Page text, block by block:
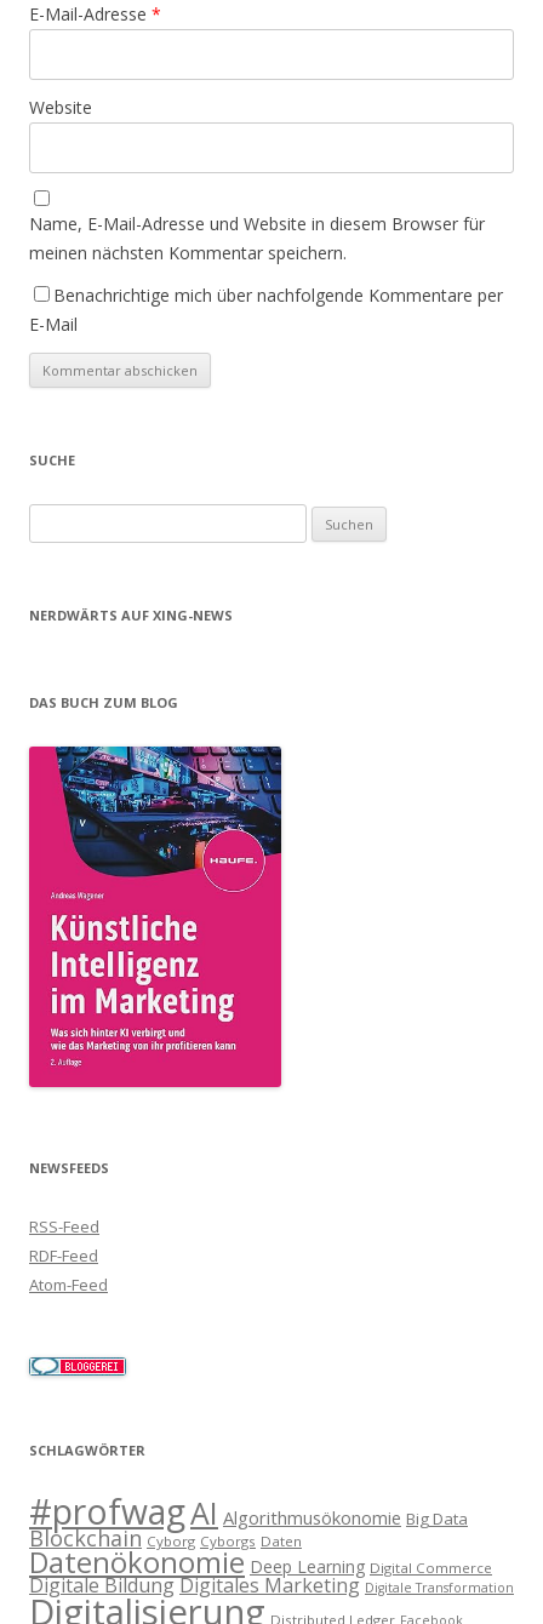
E-Mail-Adresse *
Website
Name, E-Mail-Adresse und Website in diesem Browser für
meinen nächsten Kommentar speichern.
Benachrichtige mich über nachfolgende Kommentare per
E-Mail
SUCHE
nach:
NERDWÄRTS AUF XING-NEWS
DAS BUCH ZUM BLOG
NEWSFEEDS
RSS-Feed
RDF-Feed
Atom-Feed
SCHLAGWÖRTER
#profwagAI Algorithmusökonomie Big Data
Blockchain Cyborg Cyborgs Daten
Datenökonomie Deep Learning Digital Commerce
Digitale BildungDigitales Marketing Digitale Transformation
Digitalisierung Distributed Ledger Facebook